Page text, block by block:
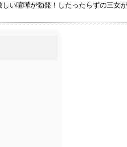
い喧嘩が勃発！したったらずの三女